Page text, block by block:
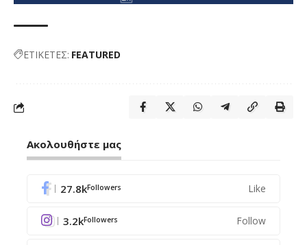
ΕΤΙΚΕΤΕΣ: FEATURED
Ακολουθήστε μας
27.8kFollowers Like
3.2kFollowers Follow